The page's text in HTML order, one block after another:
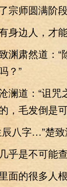
师圆满阶段
人，才能
然道：“除
？”
：“诅咒之
，毛发倒是
字…”楚致
是不可能查
很多人根